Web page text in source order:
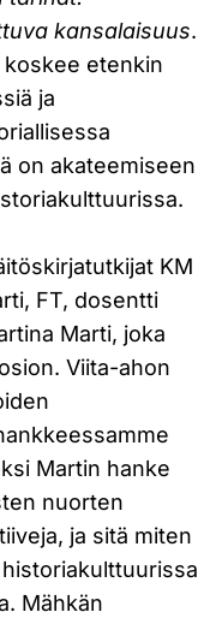
kansalaisuus.
etenkin
ja
on akateemiseen
KM
FT, dosentti
Marti, joka
Viita-ahon
Martin hanke
nuorten
ja sitä miten
Mähkän